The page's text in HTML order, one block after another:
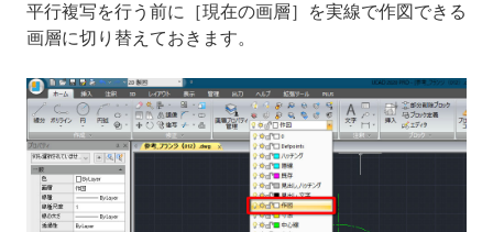
平行複写を行う前に［現在の画層］を実線で作図できる
画層に切り替えておきます。